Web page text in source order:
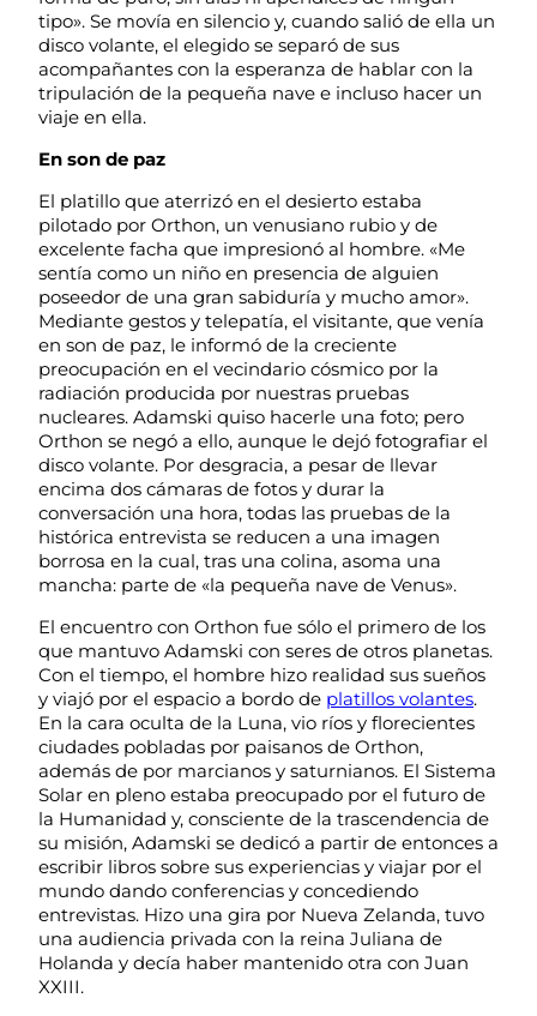
tipo». Se movía en silencio y, cuando salió de ella un
disco volante, el elegido se separó de sus
acompañantes con la esperanza de hablar con la
tripulación de la pequeña nave e incluso hacer un
viaje en ella.
En son de paz
El platillo que aterrizó en el desierto estaba
pilotado por Orthon, un venusiano rubio y de
excelente facha que impresionó al hombre. «Me
sentía como un niño en presencia de alguien
poseedor de una gran sabiduría y mucho amor».
Mediante gestos y telepatía, el visitante, que venía
en son de paz, le informó de la creciente
preocupación en el vecindario cósmico por la
radiación producida por nuestras pruebas
nucleares. Adamski quiso hacerle una foto; pero
Orthon se negó a ello, aunque le dejó fotografiar el
disco volante. Por desgracia, a pesar de llevar
encima dos cámaras de fotos y durar la
conversación una hora, todas las pruebas de la
histórica entrevista se reducen a una imagen
borrosa en la cual, tras una colina, asoma una
mancha: parte de «la pequeña nave de Venus».
El encuentro con Orthon fue sólo el primero de los
que mantuvo Adamski con seres de otros planetas.
Con el tiempo, el hombre hizo realidad sus sueños
y viajó por el espacio a bordo de platillos volantes.
En la cara oculta de la Luna, vio ríos y florecientes
ciudades pobladas por paisanos de Orthon,
además de por marcianos y saturnianos. El Sistema
Solar en pleno estaba preocupado por el futuro de
la Humanidad y, consciente de la trascendencia de
su misión, Adamski se dedicó a partir de entonces a
escribir libros sobre sus experiencias y viajar por el
mundo dando conferencias y concediendo
entrevistas. Hizo una gira por Nueva Zelanda, tuvo
una audiencia privada con la reina Juliana de
Holanda y decía haber mantenido otra con Juan
XXIII.